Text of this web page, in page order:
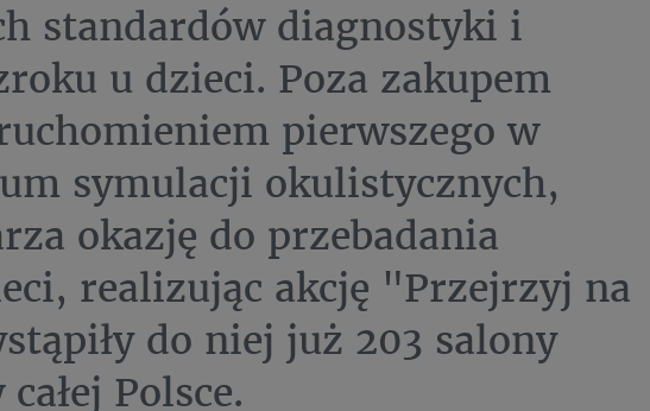
standardów diagnostyki i
u dzieci. Poza zakupem
pierwszego w
symulacji okulistycznych,
okazję do przebadania
realizując akcję "Przejrzyj na
do niej już 203 salony
Polsce.